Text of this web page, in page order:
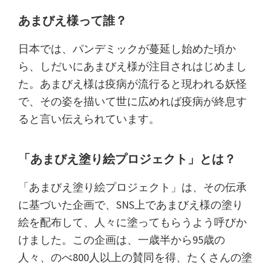
あまびえ様って誰？
日本では、パンデミックが蔓延し始めた頃か
ら、しだいにあまびえ様が注目されはじめまし
た。あまびえ様は疫病が流行ると現われる妖怪
で、その姿を描いて世に広めれば疫病が終息す
ると言い伝えられています。
「あまびえ塗り絵プロジェクト」とは？
「あまびえ塗り絵プロジェクト」は、その伝承
に基づいた企画で、SNS上であまびえ様の塗り
絵を配布して、人々に塗ってもらうよう呼びか
けました。この企画は、一歳半から95歳の
人々、のべ800人以上の賛同を得、たくさんの塗